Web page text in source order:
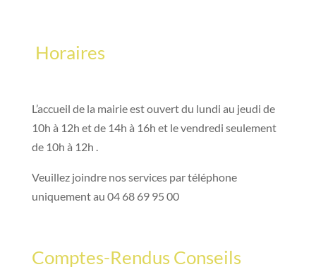
Horaires
L’accueil de la mairie est ouvert du lundi au jeudi de
10h à 12h et de 14h à 16h et le vendredi seulement
de 10h à 12h .
Veuillez joindre nos services par téléphone
uniquement au 04 68 69 95 00
Comptes-Rendus Conseils